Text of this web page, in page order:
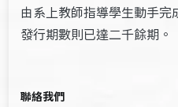
由系上教師指導學生動手完
發行期數則已達二千餘期。
聯絡我們